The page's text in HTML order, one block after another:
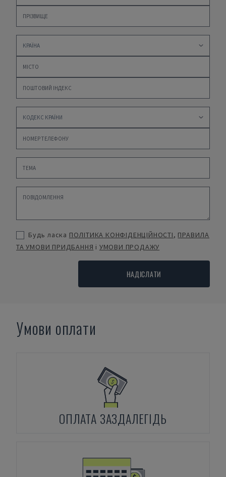
Будь ласка ПОЛІТИКА КОНФІДЕНЦІЙНОСТІ, ПРАВИЛА
ТА УМОВИ ПРИДБАННЯ і УМОВИ ПРОДАЖУ
НАДІСЛАТИ
Умови оплати
ОПЛАТА ЗАЗДАЛЕГІДЬ